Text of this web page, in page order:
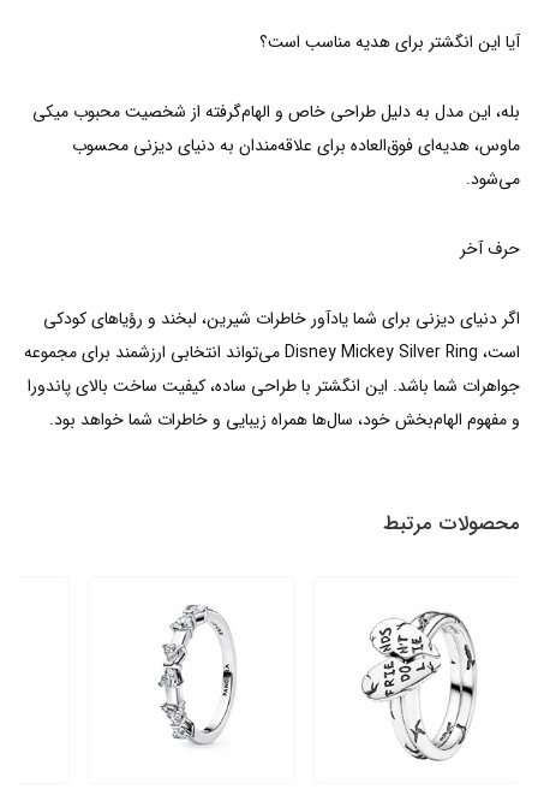
آیا این انگشتر برای هدیه مناسب است؟
بله، این مدل به دلیل طراحی خاص و الهام‌گرفته از شخصیت محبوب میکی
ماوس، هدیه‌ای فوق‌العاده برای علاقه‌مندان به دنیای دیزنی محسوب
می‌شود.
حرف آخر
اگر دنیای دیزنی برای شما یادآور خاطرات شیرین، لبخند و رؤیاهای کودکی
است، Disney Mickey Silver Ring می‌تواند انتخابی ارزشمند برای مجموعه
جواهرات شما باشد. این انگشتر با طراحی ساده، کیفیت ساخت بالای پاندورا
و مفهوم الهام‌بخش خود، سال‌ها همراه زیبایی و خاطرات شما خواهد بود.
محصولات مرتبط